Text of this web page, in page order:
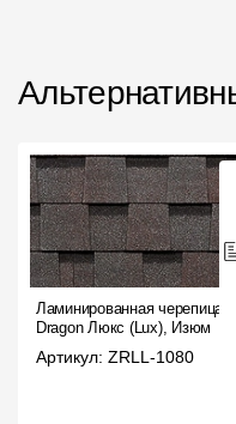
Ламинированная черепица
Dragon Люкс (Lux), Изюм
Артикул: ZRLL-1080